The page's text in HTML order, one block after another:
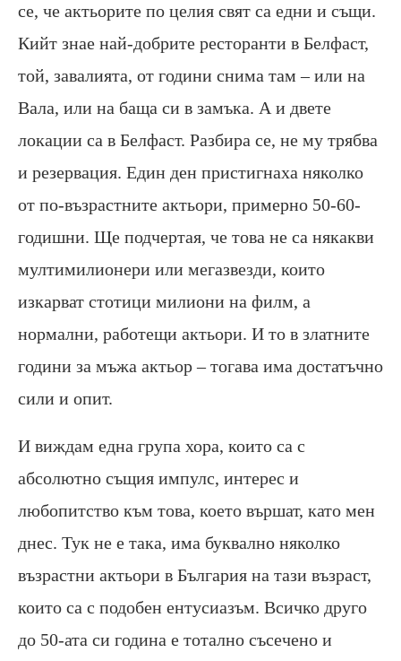
се, че актьорите по целия свят са едни и същи.
Кийт знае най-добрите ресторанти в Белфаст,
той, завалията, от години снима там – или на
Вала, или на баща си в замъка. А и двете
локации са в Белфаст. Разбира се, не му трябва
и резервация. Един ден пристигнаха няколко
от по-възрастните актьори, примерно 50-60-
годишни. Ще подчертая, че това не са някакви
мултимилионери или мегазвезди, които
изкарват стотици милиони на филм, а
нормални, работещи актьори. И то в златните
години за мъжа актьор – тогава има достатъчно
сили и опит.
И виждам една група хора, които са с
абсолютно същия импулс, интерес и
любопитство към това, което вършат, като мен
днес. Тук не е така, има буквално няколко
възрастни актьори в България на тази възраст,
които са с подобен ентусиазъм. Всичко друго
до 50-ата си година е тотално съсечено и